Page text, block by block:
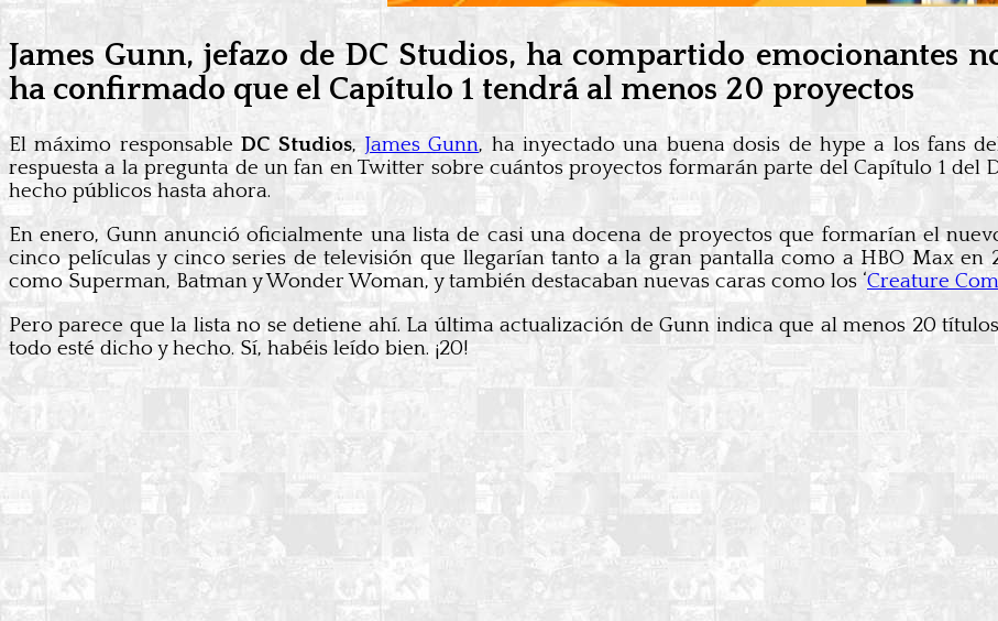
James Gunn, jefazo de DC Studios, ha compartido emocionantes
ha confirmado que el Capítulo 1 tendrá al menos 20 proyectos
El máximo responsableDC Studios, James Gunn, ha inyectado una buena dosis de hype a los fans
respuesta a la pregunta de un fan en Twitter sobre cuántos proyectos formarán parte del Capítulo 1 del
hecho públicos hasta ahora.
En enero, Gunn anunció oficialmente una lista de casi una docena de proyectos que formarían el
cinco películas y cinco series de televisión que llegarían tanto a la gran pantalla como a HBO Max en
como Superman, Batman y Wonder Woman, y también destacaban nuevas caras como los ‘Creature
Pero parece que la lista no se detiene ahí. La última actualización de Gunn indica que al menos 20
todo esté dicho y hecho. Sí, habéis leído bien. ¡20!